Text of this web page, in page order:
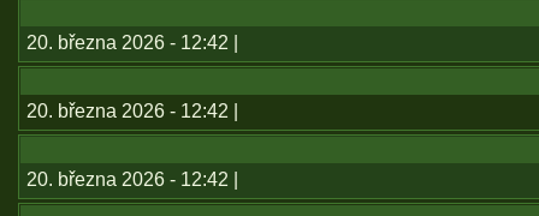
20. března 2026 - 12:42 |
20. března 2026 - 12:42 |
20. března 2026 - 12:42 |